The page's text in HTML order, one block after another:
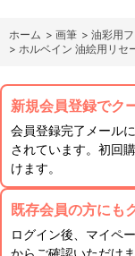
ホーム > 画筆 > 油彩用フ
> ホルベイン 油絵用リセ
新規会員登録でク
会員登録完了メール
されています。初回
けます。
既存会員の方にも
ログイン後、マイペ